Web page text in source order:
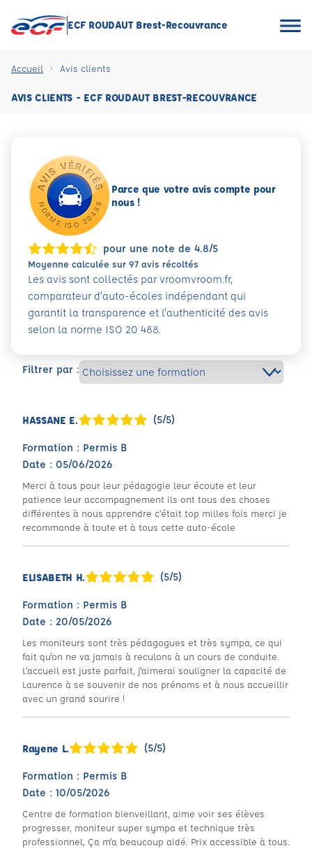
ECF ROUDAUT Brest-Recouvrance
Accueil Avis clients
AVIS CLIENTS - ECF ROUDAUT BREST-RECOUVRANCE
Filtrer par :
HASSANE E. (5/5)
Formation : Permis B
Date : 05/06/2026
Merci à tous pour leur pédagogie leur écoute et leur
patience leur accompagnement ils ont tous des choses
différentes à nous apprendre c’était top milles fois merci je
recommande à toute et à tous cette auto-école
ELISABETH H. (5/5)
Formation : Permis B
Date : 20/05/2026
Les moniteurs sont très pédagogues et très sympa, ce qui
fait qu'on ne va jamais à reculons à un cours de conduite.
L'accueil est juste parfait, j'aimerai souligner la capacité de
Laurence à se souvenir de nos prénoms et à nous accueillir
avec un grand sourire !
Rayene L. (5/5)
Formation : Permis B
Date : 10/05/2026
Centre de formation bienveillant, aime voir ses élèves
progresser, moniteur super sympa et technique très
professionnel, Ça m’a beaucoup aidé. Prix accessible à tous.
Parce que votre avis compte pour
nous !
pour une note de 4.8/5
Moyenne calculée sur 97 avis récoltés
Les avis sont collectés par vroomvroom.fr,
comparateur d’auto-écoles indépendant qui
garantit la transparence et l'authenticité des avis
selon la norme ISO 20 488.